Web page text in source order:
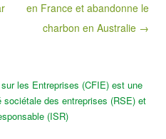
en France et abandonne le
charbon en Australie →
les Entreprises (CFIE) est une
des entreprises (RSE) et
(ISR)